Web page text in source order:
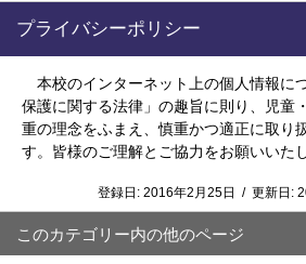
プライバシーポリシー
本校のインターネット上の個人情報に
保護に関する法律」の趣旨に則り、児
重の理念をふまえ、慎重かつ適正に取り
す。 皆様のご理解とご協力をお願いいた
登録日: 2016年2月25日 / 更新日:
このカテゴリー内の他のページ